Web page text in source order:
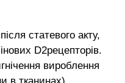
статевого акту,
D2рецепторів.
вироблення
в тканинах).